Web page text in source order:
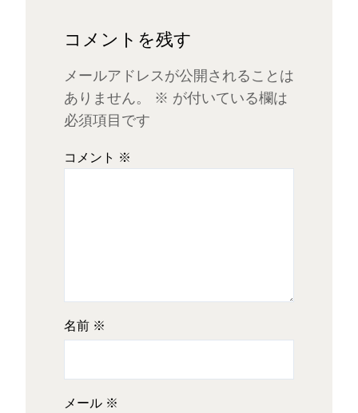
コメントを残す
メールアドレスが公開されることは
ありません。
※ が付いている欄は
必須項目です
コメント ※
名前 ※
メール ※